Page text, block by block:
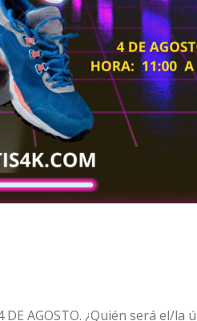
AGOSTO. ¿Quién será el/